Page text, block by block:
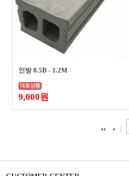
인방 0.5B - 1.2M
9,000원